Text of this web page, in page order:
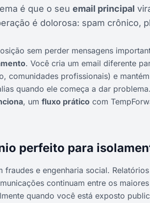
é que o seu email principal
é dolorosa: spam crônico,
sem perder mensagens
. Você cria um email diferente
comunidades profissionais) e
quando ele começa a dar
, um fluxo prático com
perfeito para
e engenharia social.
continuam entre os
quando você está exposto